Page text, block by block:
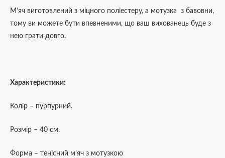
М’яч виготовлений з міцного поліестеру, а мотузка з бавовни,
тому ви можете бути впевненими, що ваш вихованець буде з
нею грати довго.
Характеристики:
Колір – пурпурний.
Розмір – 40 см.
Форма – тенісний м’яч з мотузкою